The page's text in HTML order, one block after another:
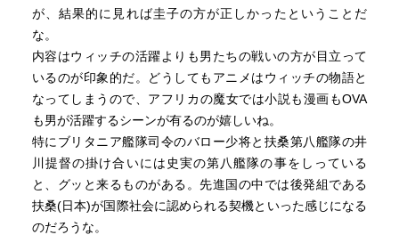
が、結果的に見れば圭子の方が正しかったということだ
な。
内容はウィッチの活躍よりも男たちの戦いの方が目立って
いるのが印象的だ。どうしてもアニメはウィッチの物語と
なってしまうので、アフリカの魔女では小説も漫画もOVA
も男が活躍するシーンが有るのが嬉しいね。
特にブリタニア艦隊司令のバロー少将と扶桑第八艦隊の井
川提督の掛け合いには史実の第八艦隊の事をしっている
と、グッと来るものがある。先進国の中では後発組である
扶桑(日本)が国際社会に認められる契機といった感じになる
のだろうな。